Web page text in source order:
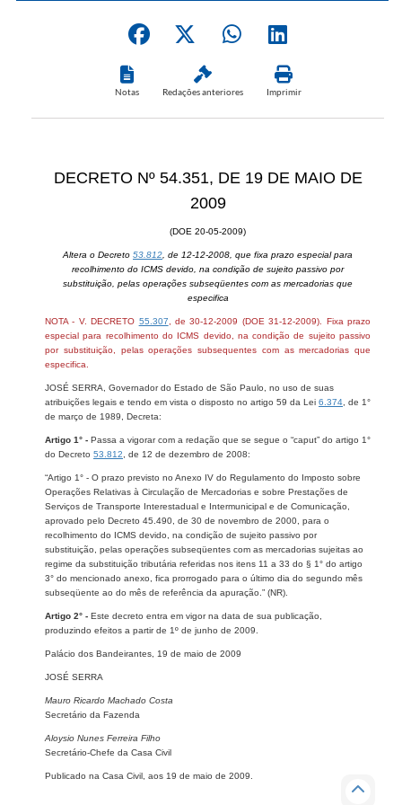
Notas Redações anteriores Imprimir
DECRETO Nº 54.351, DE 19 DE MAIO DE
2009
(DOE 20-05-2009)
Altera o Decreto 53.812 , de 12-12-2008, que fixa prazo especial para
recolhimento do ICMS devido, na condição de sujeito passivo por
substituição, pelas operações subseqüentes com as mercadorias que
especifica
NOTA - V. DECRETO 55.307 , de 30-12-2009 (DOE 31-12-2009). Fixa prazo
especial para recolhimento do ICMS devido, na condição de sujeito passivo
por substituição, pelas operações subsequentes com as mercadorias que
especifica.
JOSÉ SERRA, Governador do Estado de São Paulo, no uso de suas
atribuições legais e tendo em vista o disposto no artigo 59 da Lei 6.374 , de 1°
de março de 1989, Decreta:
Artigo 1° - Passa a vigorar com a redação que se segue o “caput” do artigo 1°
do Decreto 53.812 , de 12 de dezembro de 2008:
“Artigo 1° - O prazo previsto no Anexo IV do Regulamento do Imposto sobre
Operações Relativas à Circulação de Mercadorias e sobre Prestações de
Serviços de Transporte Interestadual e Intermunicipal e de Comunicação,
aprovado pelo Decreto 45.490, de 30 de novembro de 2000, para o
recolhimento do ICMS devido, na condição de sujeito passivo por
substituição, pelas operações subseqüentes com as mercadorias sujeitas ao
regime da substituição tributária referidas nos itens 11 a 33 do § 1° do artigo
3° do mencionado anexo, fica prorrogado para o último dia do segundo mês
subseqüente ao do mês de referência da apuração.” (NR).
Artigo 2° - Este decreto entra em vigor na data de sua publicação,
produzindo efeitos a partir de 1º de junho de 2009.
Palácio dos Bandeirantes, 19 de maio de 2009
JOSÉ SERRA
Mauro Ricardo Machado Costa
Secretário da Fazenda
Aloysio Nunes Ferreira Filho
Secretário-Chefe da Casa Civil
Publicado na Casa Civil, aos 19 de maio de 2009.